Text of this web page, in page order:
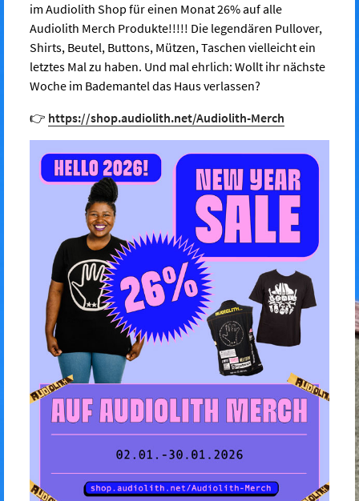
im Audiolith Shop für einen Monat 26% auf alle
Audiolith Merch Produkte!!!!! Die legendären Pullover,
Shirts, Beutel, Buttons, Mützen, Taschen vielleicht ein
letztes Mal zu haben. Und mal ehrlich: Wollt ihr nächste
Woche im Bademantel das Haus verlassen?
👉 https://shop.audiolith.net/Audiolith-Merch